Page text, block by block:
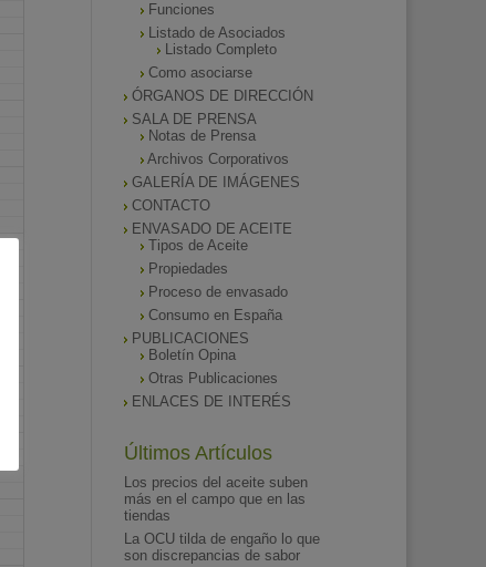
Funciones
Listado de Asociados
Listado Completo
Como asociarse
ÓRGANOS DE DIRECCIÓN
SALA DE PRENSA
Notas de Prensa
Archivos Corporativos
GALERÍA DE IMÁGENES
CONTACTO
ENVASADO DE ACEITE
Tipos de Aceite
Propiedades
Proceso de envasado
Consumo en España
PUBLICACIONES
Boletín Opina
Otras Publicaciones
ENLACES DE INTERÉS
Últimos Artículos
Los precios del aceite suben
más en el campo que en las
tiendas
La OCU tilda de engaño lo que
son discrepancias de sabor